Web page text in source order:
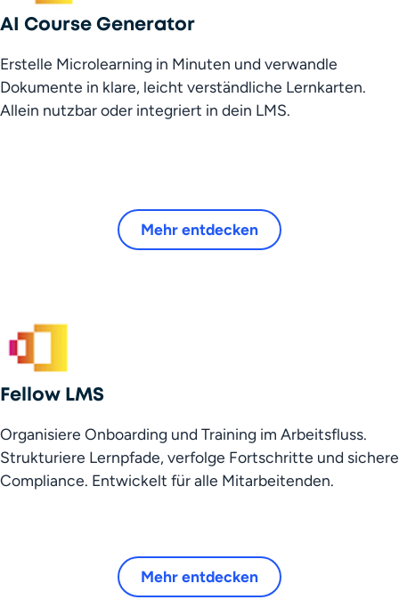
AI Course Generator
Erstelle Microlearning in Minuten und verwandle
Dokumente in klare, leicht verständliche Lernkarten.
Allein nutzbar oder integriert in dein LMS.
Mehr entdecken
Fellow LMS
Organisiere Onboarding und Training im Arbeitsfluss.
Strukturiere Lernpfade, verfolge Fortschritte und sichere
Compliance. Entwickelt für alle Mitarbeitenden.
Mehr entdecken